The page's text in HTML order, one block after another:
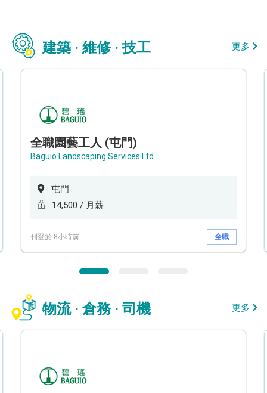
建築 · 維修 · 技工 更多
全職園藝工人 (屯門)
Baguio Landscaping Services Ltd.
屯門
14,500 / 月薪
刊登於 8小時前 全職
物流 · 倉務 · 司機 更多